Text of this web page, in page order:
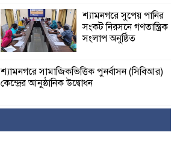
শ্যামনগরে সুপেয় পানির
সংকট নিরসনে গণতান্ত্রিক
সংলাপ অনুষ্ঠিত
শ্যামনগরে সামাজিকভিত্তিক পুনর্বাসন (সিবিআর)
কেন্দ্রের আনুষ্ঠানিক উদ্বোধন